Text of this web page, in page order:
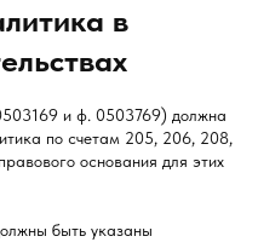
в
и ф. 0503769) должна
по счетам 205, 206, 208,
основания для этих
быть указаны